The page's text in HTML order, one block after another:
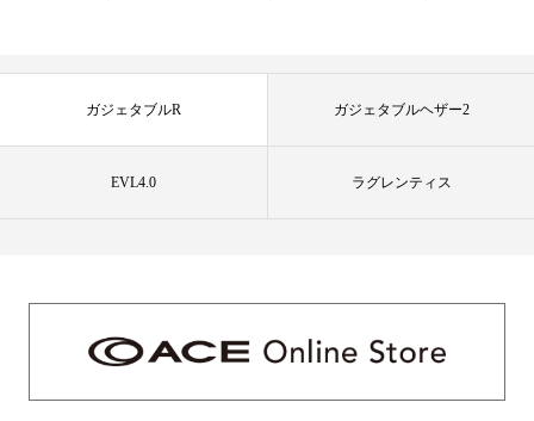
ガジェタブルR ガジェタブルヘザー2
EVL4.0 ラグレンティス